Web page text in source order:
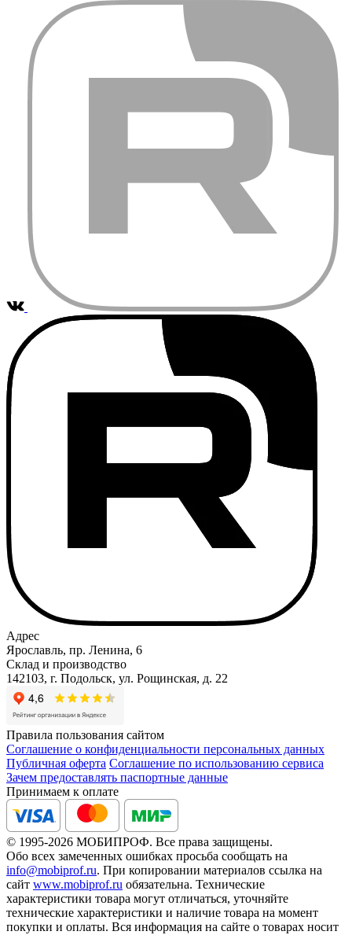
Адрес
Ярославль, пр. Ленина, 6
Склад и производство
142103, г. Подольск, ул. Рощинская, д. 22
Правила пользования сайтом
Соглашение о конфиденциальности персональных данных
Публичная оферта Соглашение по использованию сервиса
Зачем предоставлять паспортные данные
Принимаем к оплате
© 1995-2026 МОБИПРОФ. Все права защищены.
Обо всех замеченных ошибках просьба сообщать на
info@mobiprof.ru. При копировании материалов ссылка на
сайт www.mobiprof.ru обязательна. Технические
характеристики товара могут отличаться, уточняйте
технические характеристики и наличие товара на момент
покупки и оплаты. Вся информация на сайте о товарах носит